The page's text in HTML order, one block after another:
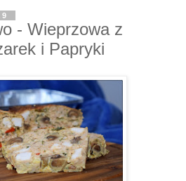
- Wieprzowa z
i Papryki